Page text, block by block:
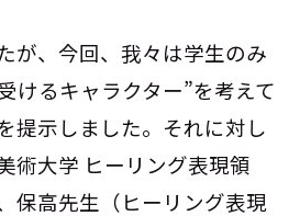
が、今回、我々は学生のみ
けるキャラクター”を考えて
提示しました。それに対し
術大学 ヒーリング表現領
保高先生（ヒーリング表現